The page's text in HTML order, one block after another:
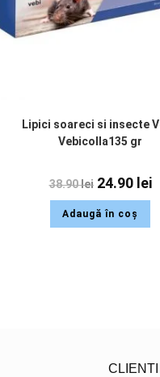
Lipici soareci si insecte
Vebicolla135 gr
38.90lei 24.90 lei
Adaugă în coș
CLIENTI